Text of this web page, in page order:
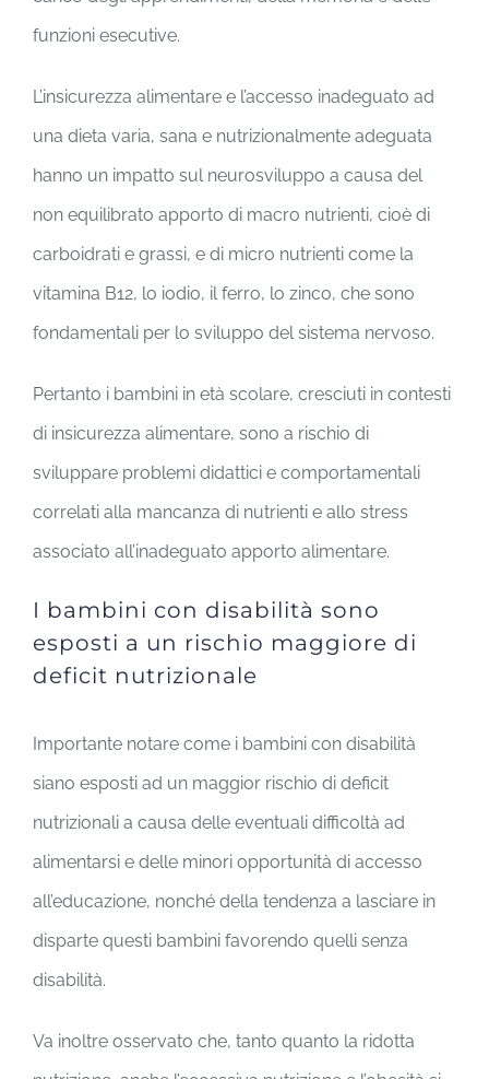
funzioni esecutive.
L’insicurezza alimentare e l’accesso inadeguato ad
una dieta varia, sana e nutrizionalmente adeguata
hanno un impatto sul neurosviluppo a causa del
non equilibrato apporto di macro nutrienti, cioè di
carboidrati e grassi, e di micro nutrienti come la
vitamina B12, lo iodio, il ferro, lo zinco, che sono
fondamentali per lo sviluppo del sistema nervoso.
Pertanto i bambini in età scolare, cresciuti in contesti
di insicurezza alimentare, sono a rischio di
sviluppare problemi didattici e comportamentali
correlati alla mancanza di nutrienti e allo stress
associato all’inadeguato apporto alimentare.
I bambini con disabilità sono
esposti a un rischio maggiore di
deficit nutrizionale
Importante notare come i bambini con disabilità
siano esposti ad un maggior rischio di deficit
nutrizionali a causa delle eventuali difficoltà ad
alimentarsi e delle minori opportunità di accesso
all’educazione, nonché della tendenza a lasciare in
disparte questi bambini favorendo quelli senza
disabilità.
Va inoltre osservato che, tanto quanto la ridotta